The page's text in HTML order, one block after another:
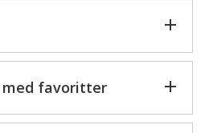
med favoritter